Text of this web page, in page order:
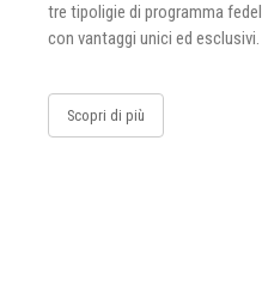
tre tipoligie di programma
con vantaggi unici ed esclusivi.
Scopri di più